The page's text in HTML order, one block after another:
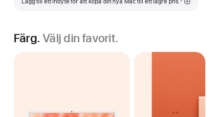
Lägg till ett inbyte för att köpa din nya Mac till ett lägre pris.
Färg. Välj din favorit.